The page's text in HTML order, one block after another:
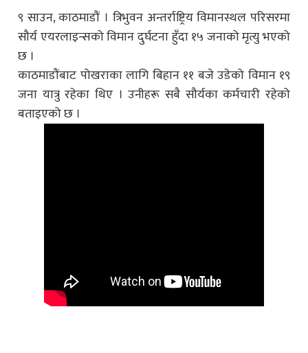
९ साउन, काठमाडौं । त्रिभुवन अन्तर्राष्ट्रिय विमानस्थल परिसरमा
सौर्य एयरलाइन्सको विमान दुर्घटना हुँदा १५ जनाको मृत्यु भएको
छ ।
काठमाडौंबाट पोखराका लागि बिहान ११ बजे उडेको विमान १९
जना यात्रु रहेका थिए । उनीहरू सबै सौर्यका कर्मचारी रहेको
बताइएको छ ।